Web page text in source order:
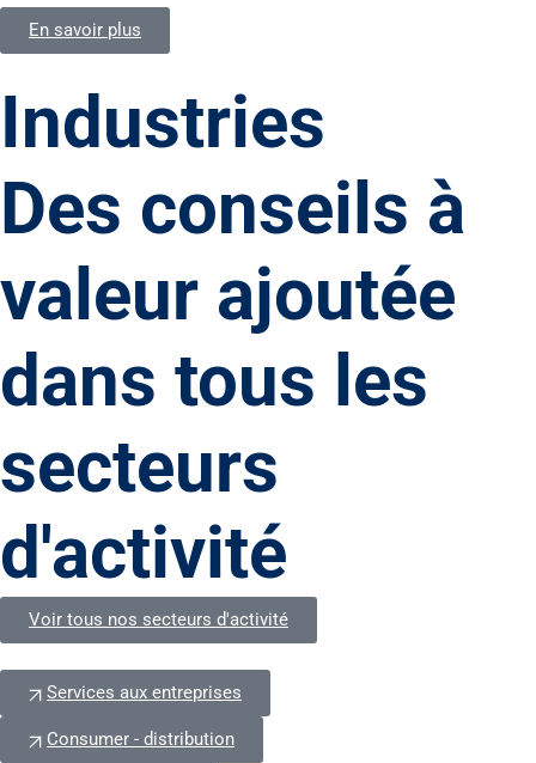
En savoir plus
Industries
Des conseils à
valeur ajoutée
dans tous les
secteurs
d'activité
Voir tous nos secteurs d'activité
Services aux entreprises
Consumer - distribution